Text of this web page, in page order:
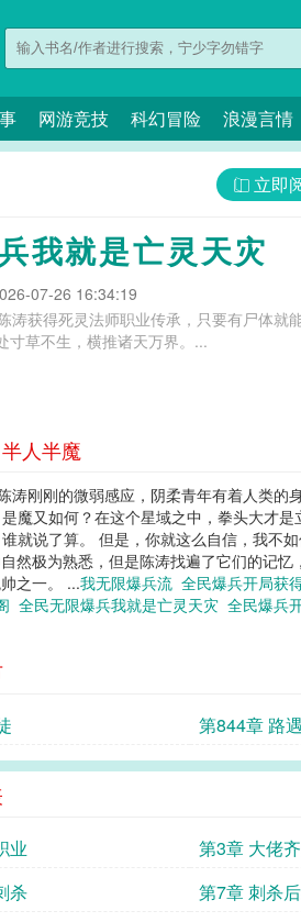
网游竞技 科幻冒险 浪漫言情
立即
我就是亡灵天灾
07-26 16:34:19
涛获得死灵法师职业传承，只要有尸体
寸草不生，横推诸天万界。...
人半魔
涛刚刚的微弱感应，阴柔青年有着人类
魔又如何？在这个星域之中，拳头大才
就说了算。 但是，你就这么自信，我不
然极为熟悉，但是陈涛找遍了它们的记
之一。 ...我无限爆兵流 全民爆兵开局获
全民无限爆兵我就是亡灵天灾 全民爆兵
第844章 路
业 第3章 大佬
杀 第7章 刺杀